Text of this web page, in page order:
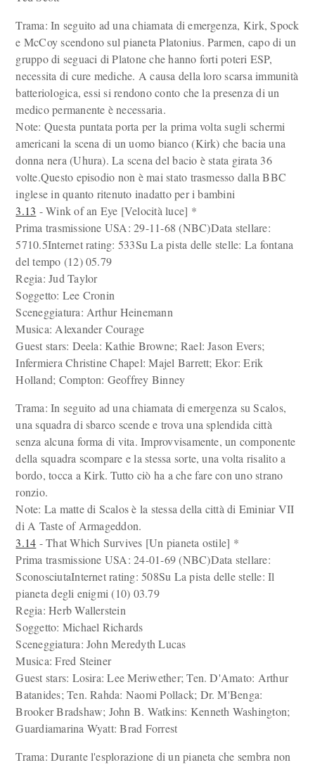
Trama: In seguito ad una chiamata di emergenza, Kirk, Spock
e McCoy scendono sul pianeta Platonius. Parmen, capo di un
gruppo di seguaci di Platone che hanno forti poteri ESP,
necessita di cure mediche. A causa della loro scarsa immunità
batteriologica, essi si rendono conto che la presenza di un
medico permanente è necessaria.
Note: Questa puntata porta per la prima volta sugli schermi
americani la scena di un uomo bianco (Kirk) che bacia una
donna nera (Uhura). La scena del bacio è stata girata 36
volte.Questo episodio non è mai stato trasmesso dalla BBC
inglese in quanto ritenuto inadatto per i bambini
3.13 - Wink of an Eye [Velocità luce] *
Prima trasmissione USA: 29-11-68 (NBC)Data stellare:
5710.5Internet rating: 533Su La pista delle stelle: La fontana
del tempo (12) 05.79
Regia: Jud Taylor
Soggetto: Lee Cronin
Sceneggiatura: Arthur Heinemann
Musica: Alexander Courage
Guest stars: Deela: Kathie Browne; Rael: Jason Evers;
Infermiera Christine Chapel: Majel Barrett; Ekor: Erik
Holland; Compton: Geoffrey Binney
Trama: In seguito ad una chiamata di emergenza su Scalos,
una squadra di sbarco scende e trova una splendida città
senza alcuna forma di vita. Improvvisamente, un componente
della squadra scompare e la stessa sorte, una volta risalito a
bordo, tocca a Kirk. Tutto ciò ha a che fare con uno strano
ronzio.
Note: La matte di Scalos è la stessa della città di Eminiar VII
di A Taste of Armageddon.
3.14 - That Which Survives [Un pianeta ostile] *
Prima trasmissione USA: 24-01-69 (NBC)Data stellare:
SconosciutaInternet rating: 508Su La pista delle stelle: Il
pianeta degli enigmi (10) 03.79
Regia: Herb Wallerstein
Soggetto: Michael Richards
Sceneggiatura: John Meredyth Lucas
Musica: Fred Steiner
Guest stars: Losira: Lee Meriwether; Ten. D'Amato: Arthur
Batanides; Ten. Rahda: Naomi Pollack; Dr. M'Benga:
Brooker Bradshaw; John B. Watkins: Kenneth Washington;
Guardiamarina Wyatt: Brad Forrest
Trama: Durante l'esplorazione di un pianeta che sembra non